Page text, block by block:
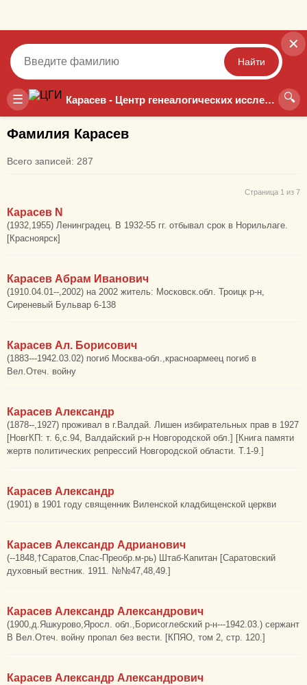
☰ Карасев - Центр генеалогических исследований 🔍
✕
Найти
Точный Неточный
Фамилия Карасев
Всего записей: 287
Страница 1 из 7
Карасев N
(1932,1955) Ленинградец. В 1932-55 гг. отбывал срок в Норильлаге.
[Красноярск]
Карасев Абрам Иванович
(1910.04.01--,2002) на 2002 житель: Московск.обл. Троицк р-н,
Сиреневый Бульвар 6-138
Карасев Ал. Борисович
(1883---1942.03.02) погиб Москва-обл.,красноармеец погиб в
Вел.Отеч. войну
Карасев Александр
(1878--,1927) проживал в г.Валдай. Лишен избирательных прав в 1927
[НовгКП: т. 6,с.94, Валдайский р-н Новгородской обл.] [Книга памяти
жертв политических репрессий Новгородской области. Т.1-9.]
Карасев Александр
(1901) в 1901 году священник Виленской кладбищенской церкви
Карасев Александр Адрианович
(--1848,†Саратов,Спас-Преобр.м-рь) Штаб-Капитан [Саратовский
духовный вестник. 1911. №№47,48,49.]
Карасев Александр Александрович
(1900,д.Яшкурово,Яросл. обл.,Борисоглебский р-н---1942.03.) сержант
В Вел.Отеч. войну пропал без вести. [КПЯО, том 2, стр. 120.]
Карасев Александр Александрович